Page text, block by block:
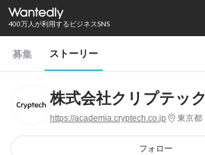
400万人が利用するビジネスSNS
募集 ストーリー
株式会社クリプテック
https://academia.cryptech.co.jp 東京都
フォロー